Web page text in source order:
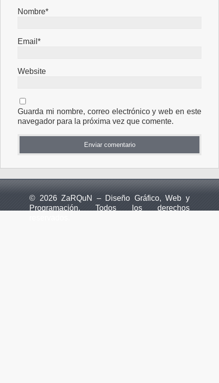
Nombre*
Email*
Website
Guarda mi nombre, correo electrónico y web en este
navegador para la próxima vez que comente.
© 2026 ZaRQuN – Diseño Gráfico, Web y
Programación. Todos los derechos